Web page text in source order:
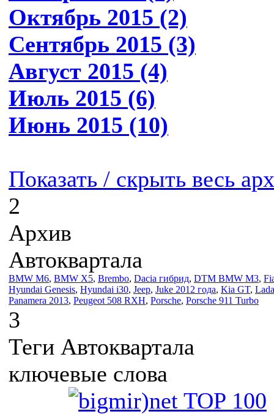
Октябрь 2015 (2)
Сентябрь 2015 (3)
Август 2015 (4)
Июль 2015 (6)
Июнь 2015 (10)
Показать / скрыть весь
2
Архив
Автоквартала
BMW M6, BMW X5, Brembo, Dacia гибрид, DTM BMW M3,
Hyundai Genesis, Hyundai i30, Jeep, Juke 2012 года, Kia GT,
Panamera 2013, Peugeot 508 RXH, Porsche, Porsche 911 Turbo
3
Теги Автоквартала
ключевые слова